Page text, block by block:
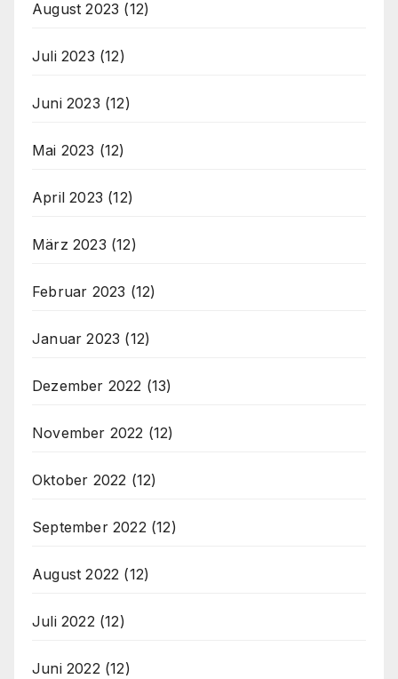
August 2023 (12)
Juli 2023 (12)
Juni 2023 (12)
Mai 2023 (12)
April 2023 (12)
März 2023 (12)
Februar 2023 (12)
Januar 2023 (12)
Dezember 2022 (13)
November 2022 (12)
Oktober 2022 (12)
September 2022 (12)
August 2022 (12)
Juli 2022 (12)
Juni 2022 (12)